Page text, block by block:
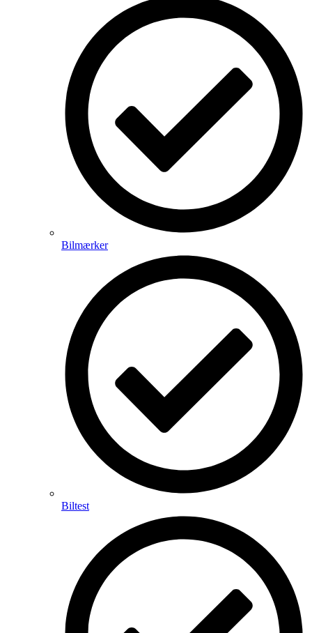
Bilmærker
Biltest